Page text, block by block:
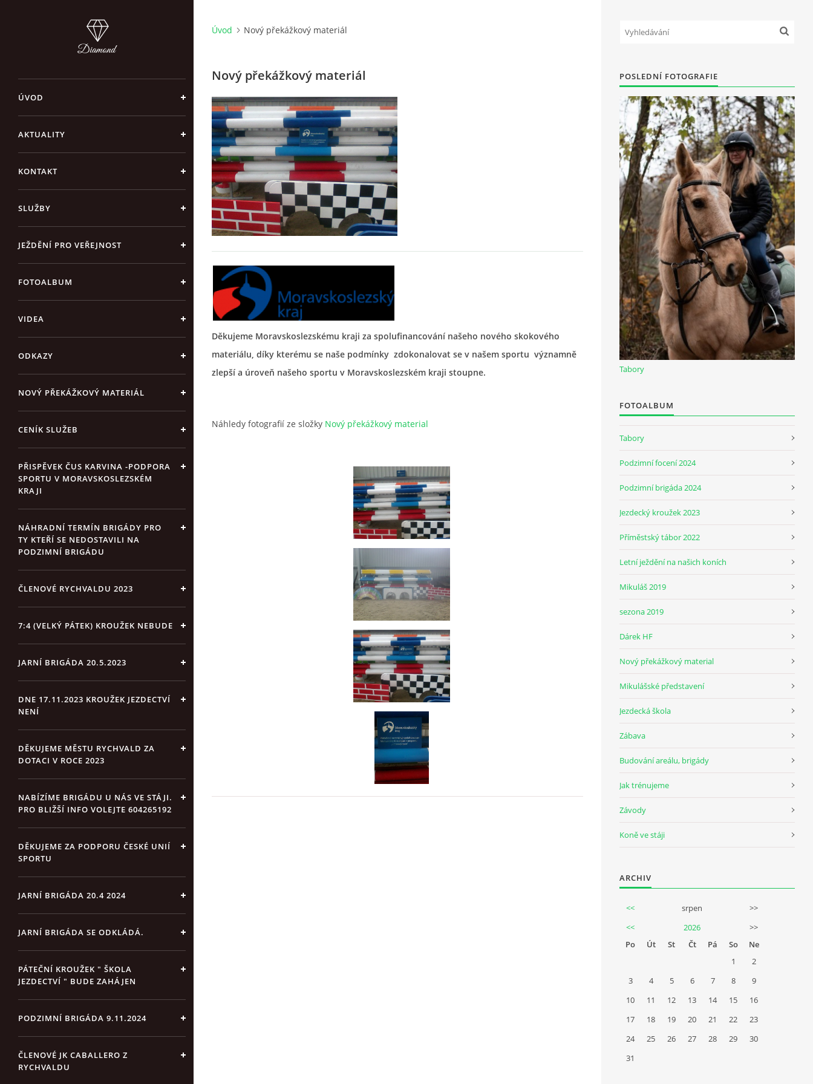
ÚVOD
AKTUALITY
KONTAKT
SLUŽBY
JEŽDĚNÍ PRO VEŘEJNOST
FOTOALBUM
VIDEA
ODKAZY
NOVÝ PŘEKÁŽKOVÝ MATERIÁL
CENÍK SLUŽEB
PŘISPĚVEK ČUS KARVINA -PODPORA
SPORTU V MORAVSKOSLEZSKÉM
KRAJI
NÁHRADNÍ TERMÍN BRIGÁDY PRO
TY KTEŘÍ SE NEDOSTAVILI NA
PODZIMNÍ BRIGÁDU
ČLENOVÉ RYCHVALDU 2023
7:4 (VELKÝ PÁTEK) KROUŽEK NEBUDE
JARNÍ BRIGÁDA 20.5.2023
DNE 17.11.2023 KROUŽEK JEZDECTVÍ
NENÍ
DĚKUJEME MĚSTU RYCHVALD ZA
DOTACI V ROCE 2023
NABÍZÍME BRIGÁDU U NÁS VE STÁJI.
PRO BLIŽŠÍ INFO VOLEJTE 604265192
DĚKUJEME ZA PODPORU ČESKÉ UNIÍ
SPORTU
JARNÍ BRIGÁDA 20.4 2024
JARNÍ BRIGÁDA SE ODKLÁDÁ.
PÁTEČNÍ KROUŽEK " ŠKOLA
JEZDECTVÍ " BUDE ZAHÁJEN
PODZIMNÍ BRIGÁDA 9.11.2024
ČLENOVÉ JK CABALLERO Z
RYCHVALDU
Úvod Nový překážkový materiál
Nový překážkový materiál
Děkujeme Moravskoslezskému kraji za spolufinancování našeho nového skokového
materiálu, díky kterému se naše podmínky zdokonalovat se v našem sportu významně
zlepší a úroveň našeho sportu v Moravskoslezském kraji stoupne.
Náhledy fotografií ze složky Nový překážkový material
POSLEDNÍ FOTOGRAFIE
Tabory
FOTOALBUM
Tabory
Podzimní focení 2024
Podzimní brigáda 2024
Jezdecký kroužek 2023
Příměstský tábor 2022
Letní ježdění na našich koních
Mikuláš 2019
sezona 2019
Dárek HF
Nový překážkový material
Mikulášské představení
Jezdecká škola
Zábava
Budování areálu, brigády
Jak trénujeme
Závody
Koně ve stáji
ARCHIV
<< srpen
>>
<<
2026
>>
Po
Út St Čt Pá So
Ne
1
2
3
4 5 6 7 8
9
10
11 12 13 14 15
16
17
18 19 20 21 22
23
24
25 26 27 28 29
30
31